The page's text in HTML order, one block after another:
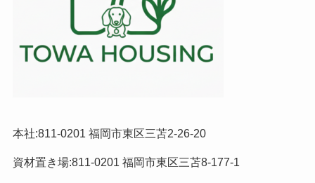
本社:811-0201 福岡市東区三苫2-26-20
資材置き場:811-0201 福岡市東区三苫8-177-1